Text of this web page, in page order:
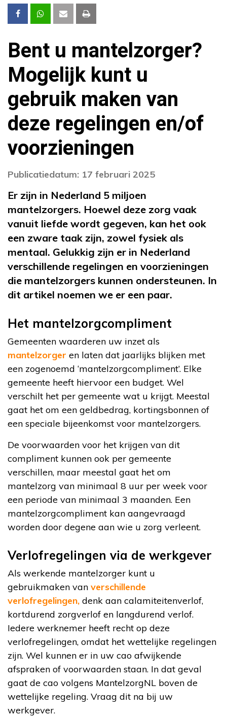
Bent u mantelzorger?
Mogelijk kunt u
gebruik maken van
deze regelingen en/of
voorzieningen
Publicatiedatum: 17 februari 2025
Er zijn in Nederland 5 miljoen
mantelzorgers. Hoewel deze zorg vaak
vanuit liefde wordt gegeven, kan het ook
een zware taak zijn, zowel fysiek als
mentaal. Gelukkig zijn er in Nederland
verschillende regelingen en voorzieningen
die mantelzorgers kunnen ondersteunen. In
dit artikel noemen we er een paar.
Het mantelzorgcompliment
Gemeenten waarderen uw inzet als
mantelzorger en laten dat jaarlijks blijken met
een zogenoemd ‘mantelzorgcompliment’. Elke
gemeente heeft hiervoor een budget. Wel
verschilt het per gemeente wat u krijgt. Meestal
gaat het om een geldbedrag, kortingsbonnen of
een speciale bijeenkomst voor mantelzorgers.
De voorwaarden voor het krijgen van dit
compliment kunnen ook per gemeente
verschillen, maar meestal gaat het om
mantelzorg van minimaal 8 uur per week voor
een periode van minimaal 3 maanden. Een
mantelzorgcompliment kan aangevraagd
worden door degene aan wie u zorg verleent.
Verlofregelingen via de werkgever
Als werkende mantelzorger kunt u
gebruikmaken van verschillende
verlofregelingen, denk aan calamiteitenverlof,
kortdurend zorgverlof en langdurend verlof.
Iedere werknemer heeft recht op deze
verlofregelingen, omdat het wettelijke regelingen
zijn. Wel kunnen er in uw cao afwijkende
afspraken of voorwaarden staan. In dat geval
gaat de cao volgens MantelzorgNL boven de
wettelijke regeling. Vraag dit na bij uw
werkgever.